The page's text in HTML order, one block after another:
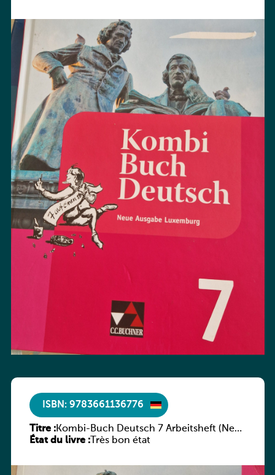
ISBN: 9783661136776
Titre :Kombi-Buch Deutsch 7 Arbeitsheft (Neue
Ausgabe Luxemburg)
État du livre :Très bon état